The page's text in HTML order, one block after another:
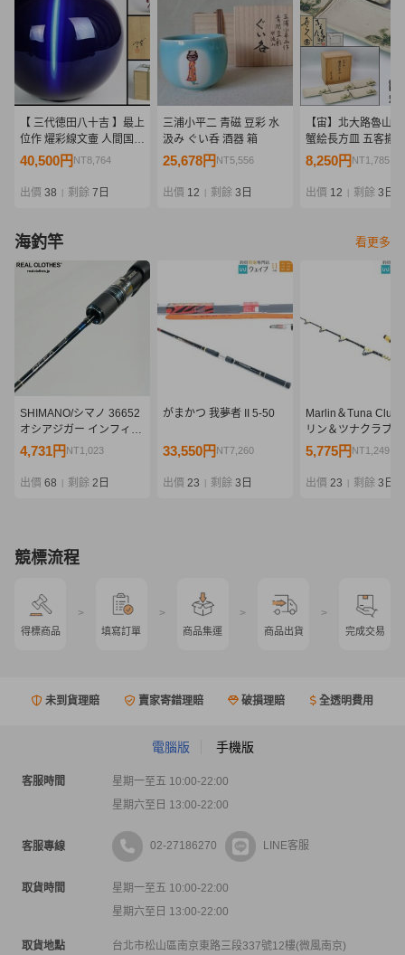
【 三代徳田八十吉 】最上
位作 燿彩線文壷 人間国宝
共箱 保証
40,500円 NT8,764
出價 38 剩餘 7日
三浦小平二 青磁 豆彩 水
汲み ぐい呑 酒器 箱
25,678円 NT5,556
出價 12 剩餘 3日
【宙】北大路魯山
蟹絵長方皿 五客揃
3.6cm 幅22cm 清水
象的 角皿 向付 懐石
8,250円 NT1,785
出價 12 剩餘 3日
海釣竿 看更多
SHIMANO/シマノ 36652
オシアジガー インフィニ
ティ B634 ベイトロッド
×/220
4,731円 NT1,023
出價 68 剩餘 2日
がまかつ 我夢者 II 5-50
33,550円 NT7,260
出價 23 剩餘 3日
Marlin＆Tuna Club
リン＆ツナクラブ
ローリングロッド
5,775円 NT1,249
出價 23 剩餘 3日
競標流程
得標商品
>
填寫訂單
>
商品集運
>
商品出貨
>
完成交易
未到貨理賠 賣家寄錯理賠 破損理賠 全透明費用
電腦版 手機版
客服時間
星期一至五 10:00-22:00
星期六至日 13:00-22:00
客服專線 02-27186270 LINE客服
取貨時間
星期一至五 10:00-22:00
星期六至日 13:00-22:00
取貨地點 台北市松山區南京東路三段337號12樓(微風南京)